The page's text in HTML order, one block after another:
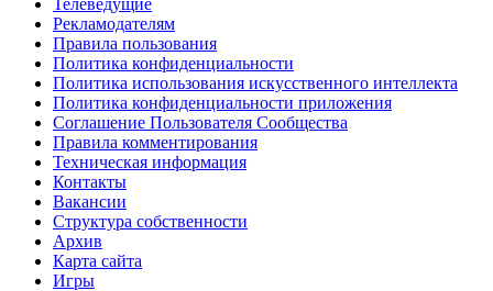
Телеведущие
Рекламодателям
Правила пользования
Политика конфиденциальности
Политика использования искусственного интеллекта
Политика конфиденциальности приложения
Соглашение Пользователя Сообщества
Правила комментирования
Техническая информация
Контакты
Вакансии
Структура собственности
Архив
Карта сайта
Игры